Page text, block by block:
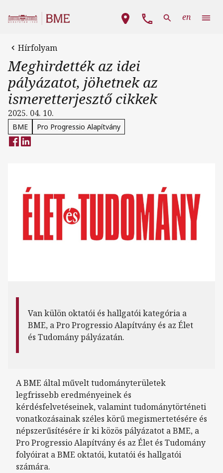
Fő navigáció
en
Hírfolyam
Meghirdették az idei
pályázatot, jöhetnek az
ismeretterjesztő cikkek
2025. 04. 10.
BME Pro Progressio Alapítvány
Van külön oktatói és hallgatói kategória a
BME, a Pro Progressio Alapítvány és az Élet
és Tudomány pályázatán.
A BME által művelt tudományterületek
legfrissebb eredményeinek és
kérdésfelvetéseinek, valamint tudománytörténeti
vonatkozásainak széles körű megismertetésére és
népszerűsítésére ír ki közös pályázatot a BME, a
Pro Progressio Alapítvány és az Élet és Tudomány
folyóirat a BME oktatói, kutatói és hallgatói
számára.